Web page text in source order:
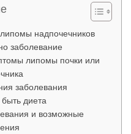
надпочечников
заболевание
липомы почки или
заболевания
диета
и возможные